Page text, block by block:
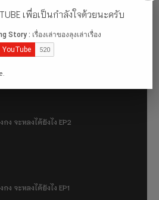
บการใช้รถไฟฟ้า ora good cat ultra
กง จะหลงได้ยังไง EP2
กง จะหลงได้ยังไง EP1
เพื่อเป็นกำลังใจด้วยนะครับ